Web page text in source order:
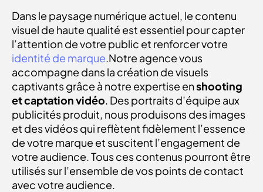
Dans le paysage numérique actuel, le contenu
visuel de haute qualité est essentiel pour capter
l’attention de votre public et renforcer votre
identité de marque .Notre agence vous
accompagne dans la création de visuels
captivants grâce à notre expertise enshooting
et captation vidéo . Des portraits d’équipe aux
publicités produit, nous produisons des images
et des vidéos qui reflètent fidèlement l’essence
de votre marque et suscitent l’engagement de
votre audience. Tous ces contenus pourront être
utilisés sur l’ensemble de vos points de contact
avec votre audience.